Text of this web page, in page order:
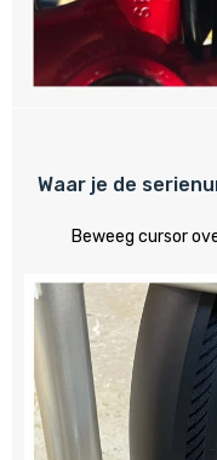
Waar je de
Beweeg cursor